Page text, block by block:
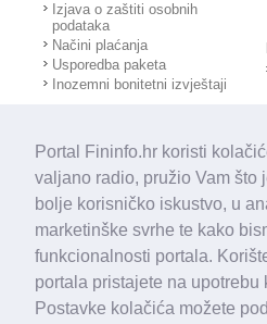
Portal Fininfo.hr koristi
valjano radio, pružio Vam što
bolje korisničko iskustvo, u
marketinške svrhe te kako
funkcionalnosti portala.
portala pristajete na upotrebu
Postavke kolačića možete
Izjava o zaštiti osobnih
podataka
Načini plaćanja
Usporedba paketa
Inozemni bonitetni izvještaji